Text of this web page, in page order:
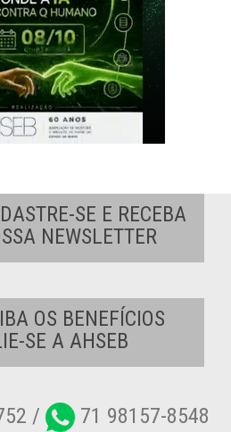
SE E RECEBA
NEWSLETTER
OS BENEFÍCIOS
SE A AHSEB
/ 71 98157-8548